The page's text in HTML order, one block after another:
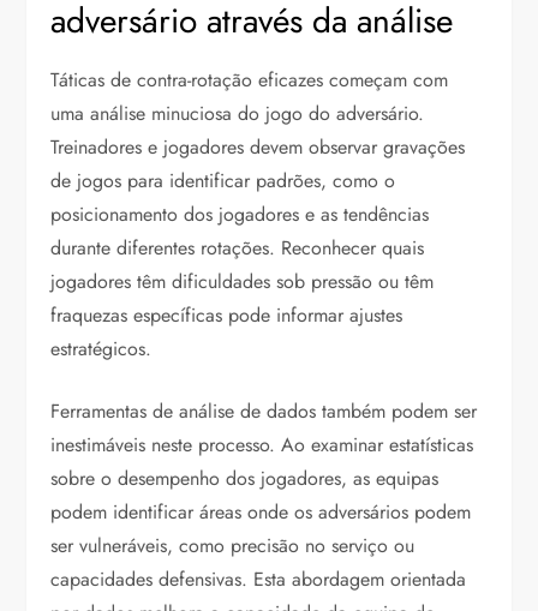
adversário através da análise
Táticas de contra-rotação eficazes começam com
uma análise minuciosa do jogo do adversário.
Treinadores e jogadores devem observar gravações
de jogos para identificar padrões, como o
posicionamento dos jogadores e as tendências
durante diferentes rotações. Reconhecer quais
jogadores têm dificuldades sob pressão ou têm
fraquezas específicas pode informar ajustes
estratégicos.
Ferramentas de análise de dados também podem ser
inestimáveis neste processo. Ao examinar estatísticas
sobre o desempenho dos jogadores, as equipas
podem identificar áreas onde os adversários podem
ser vulneráveis, como precisão no serviço ou
capacidades defensivas. Esta abordagem orientada